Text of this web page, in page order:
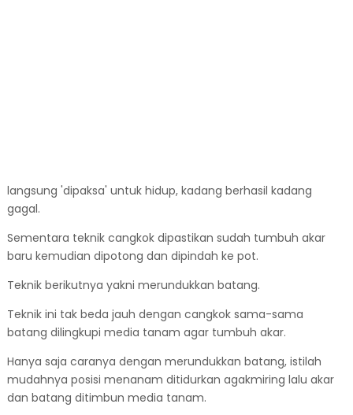
langsung 'dipaksa' untuk hidup, kadang berhasil kadang
gagal.
Sementara teknik cangkok dipastikan sudah tumbuh akar
baru kemudian dipotong dan dipindah ke pot.
Teknik berikutnya yakni merundukkan batang.
Teknik ini tak beda jauh dengan cangkok sama-sama
batang dilingkupi media tanam agar tumbuh akar.
Hanya saja caranya dengan merundukkan batang, istilah
mudahnya posisi menanam ditidurkan agakmiring lalu akar
dan batang ditimbun media tanam.